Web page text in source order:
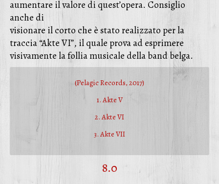
aumentare il valore di quest’opera. Consiglio
anche di
visionare il corto che è stato realizzato per la
traccia “Akte VI”, il quale prova ad esprimere
visivamente la follia musicale della band belga.
(Pelagic Records, 2017)
1. Akte V
2. Akte VI
3. Akte VII
8.0